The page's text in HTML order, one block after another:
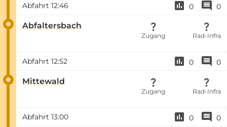
Abfahrt 12:46 0 0
Abfaltersbach
Zugang Rad-Infra
Abfahrt 12:52 0 0
Mittewald
Zugang Rad-Infra
Abfahrt 13:00 0 0